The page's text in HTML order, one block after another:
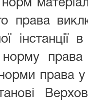
права
інстанції
норму
права у